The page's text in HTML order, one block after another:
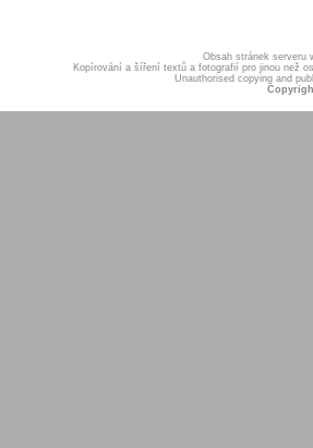
Obsah stránek serveru
Kopírování a šíření textů a fotografií pro jinou než
Unauthorised copying and